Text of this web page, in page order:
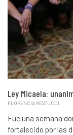
Ley Micaela:
FLORENCIA RESTUCCI
Fue una semana
fortalecido por las